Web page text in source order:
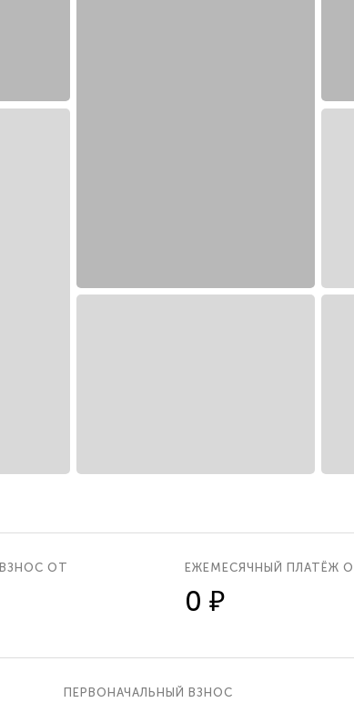
ОТ ЕЖЕМЕСЯЧНЫЙ ПЛАТЁЖ
0 ₽
ПЕРВОНАЧАЛЬНЫЙ ВЗНОС